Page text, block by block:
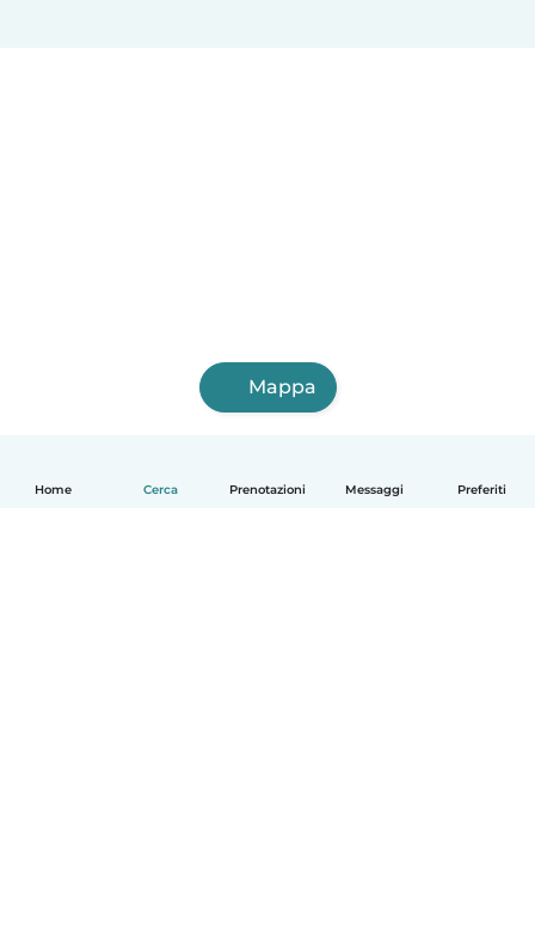
Home Cerca Prenotazioni Messaggi Preferiti
Mappa